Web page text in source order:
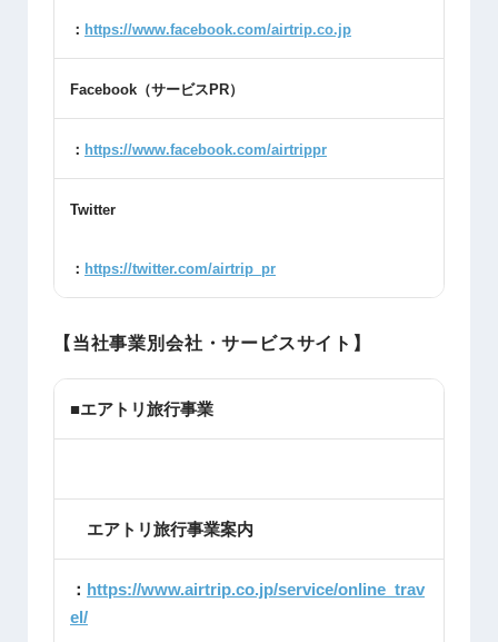
： https://www.facebook.com/airtrip.co.jp
Facebook （サービス PR）
： https://www.facebook.com/airtrippr
Twitter
： https://twitter.com/airtrip_pr
【当社事業別会社・サービスサイト】
■エアトリ旅行事業
エアトリ旅行事業案内
： https://www.airtrip.co.jp/service/online_trav
el/